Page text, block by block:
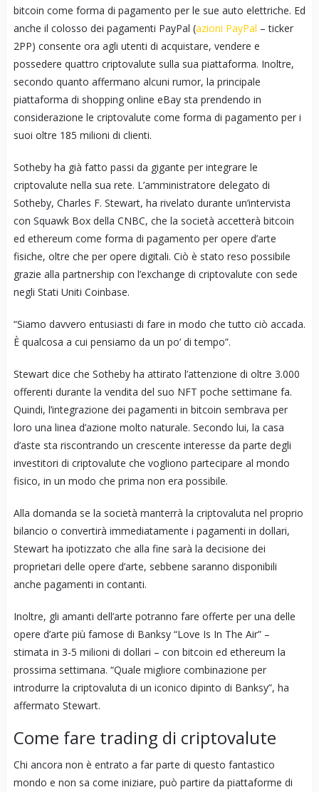
bitcoin come forma di pagamento per le sue auto elettriche. Ed
anche il colosso dei pagamenti PayPal (azioni PayPal – ticker
2PP) consente ora agli utenti di acquistare, vendere e
possedere quattro criptovalute sulla sua piattaforma. Inoltre,
secondo quanto affermano alcuni rumor, la principale
piattaforma di shopping online eBay sta prendendo in
considerazione le criptovalute come forma di pagamento per i
suoi oltre 185 milioni di clienti.
Sotheby ha già fatto passi da gigante per integrare le
criptovalute nella sua rete. L’amministratore delegato di
Sotheby, Charles F. Stewart, ha rivelato durante un’intervista
con Squawk Box della CNBC, che la società accetterà bitcoin
ed ethereum come forma di pagamento per opere d’arte
fisiche, oltre che per opere digitali. Ciò è stato reso possibile
grazie alla partnership con l’exchange di criptovalute con sede
negli Stati Uniti Coinbase.
“Siamo davvero entusiasti di fare in modo che tutto ciò accada.
È qualcosa a cui pensiamo da un po’ di tempo”.
Stewart dice che Sotheby ha attirato l’attenzione di oltre 3.000
offerenti durante la vendita del suo NFT poche settimane fa.
Quindi, l’integrazione dei pagamenti in bitcoin sembrava per
loro una linea d’azione molto naturale. Secondo lui, la casa
d’aste sta riscontrando un crescente interesse da parte degli
investitori di criptovalute che vogliono partecipare al mondo
fisico, in un modo che prima non era possibile.
Alla domanda se la società manterrà la criptovaluta nel proprio
bilancio o convertirà immediatamente i pagamenti in dollari,
Stewart ha ipotizzato che alla fine sarà la decisione dei
proprietari delle opere d’arte, sebbene saranno disponibili
anche pagamenti in contanti.
Inoltre, gli amanti dell’arte potranno fare offerte per una delle
opere d’arte più famose di Banksy “Love Is In The Air” –
stimata in 3-5 milioni di dollari – con bitcoin ed ethereum la
prossima settimana. “Quale migliore combinazione per
introdurre la criptovaluta di un iconico dipinto di Banksy”, ha
affermato Stewart.
Come fare trading di criptovalute
Chi ancora non è entrato a far parte di questo fantastico
mondo e non sa come iniziare, può partire da piattaforme di